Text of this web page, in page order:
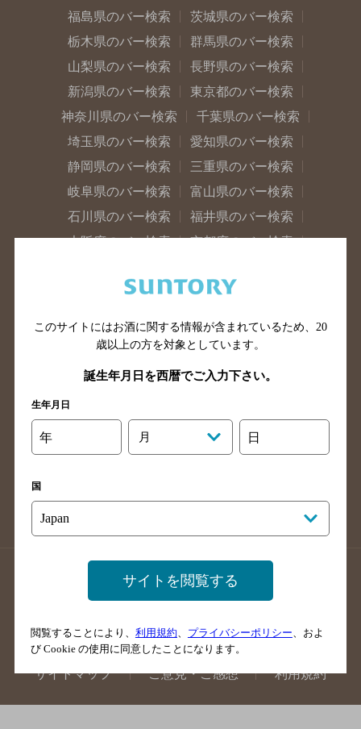
福島県のバー検索
茨城県のバー検索
栃木県のバー検索
群馬県のバー検索
山梨県のバー検索
長野県のバー検索
新潟県のバー検索
東京都のバー検索
神奈川県のバー検索
千葉県のバー検索
埼玉県のバー検索
愛知県のバー検索
静岡県のバー検索
三重県のバー検索
岐阜県のバー検索
富山県のバー検索
石川県のバー検索
福井県のバー検索
大阪府のバー検索
京都府のバー検索
滋賀県のバー検索
和歌山県のバー検索
山口県のバー検索
鳥取県のバー検索
島根県のバー検索
徳島県のバー検索
高知県のバー検索
福岡県のバー検索
長崎県のバー検索
佐賀県のバー検索
店舗登録方法のご案内
店舗情報更新方法のご案内
掲載店舗様ログイン
サイトマップ ご意見・ご感想 利用規約
このサイトにはお酒に関する情報が含まれているため、 20
歳以上の方を対象としています。
誕生年月日を西暦でご入力下さい。
生年月日
年 月 日
国
サイトを閲覧する
閲覧することにより、 利用規約 プライバシーポリシー 、およ
び Cookie の使用に同意したことになります。